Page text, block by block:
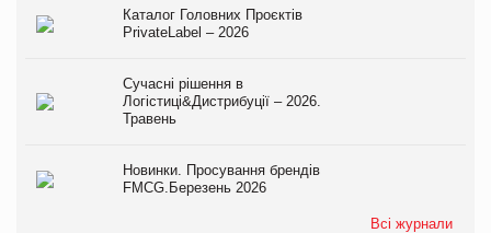
Каталог Головних Проєктів
PrivateLabel – 2026
Сучасні рішення в
Логістиці&Дистрибуції – 2026.
Травень
Новинки. Просування брендів
FMCG.Березень 2026
Всі журнали